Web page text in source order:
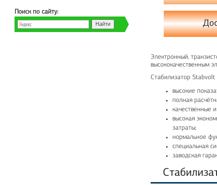
Поиск по сайту:
Электронный,
высококачественным
Стабилизатор Stabvolt
высокие
полная
качественные
высокая
затраты;
нормальное
специальная
заводская